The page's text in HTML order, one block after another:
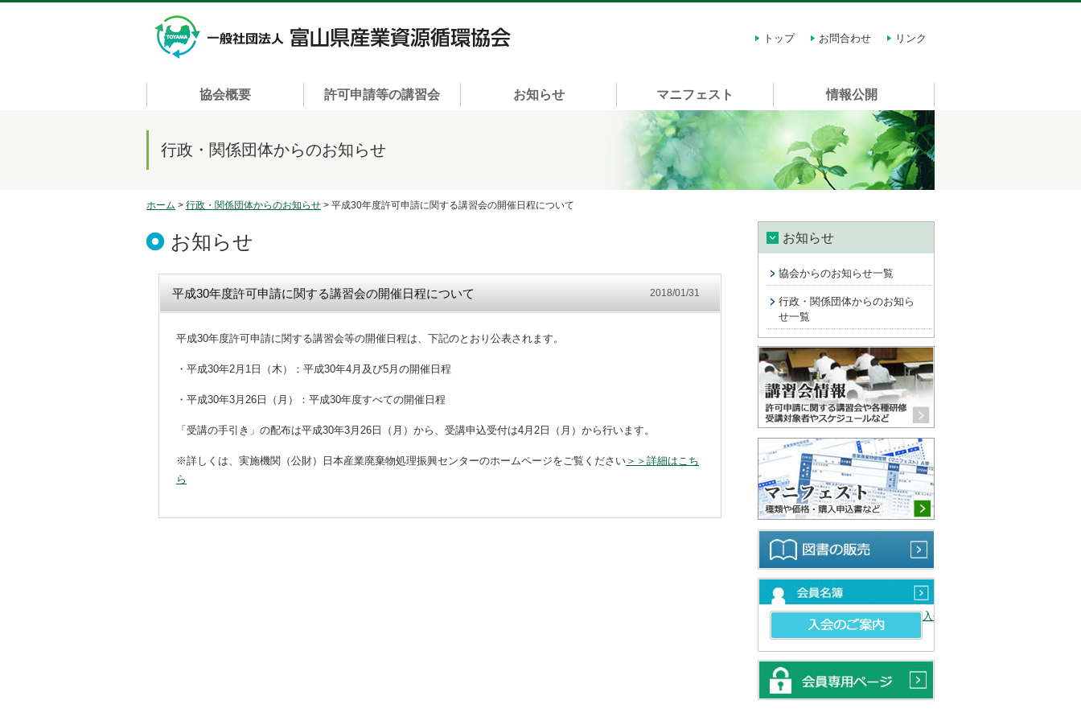
トップ
お問合わせ リンク
協会概要 許可申請等の講習会 お知らせ マニフェスト 情報公開
行政・関係団体からのお知らせ
ホーム > 行政・関係団体からのお知らせ > 平成30年度許可申請に関する講習会の開催日程について
お知らせ
平成30年度許可申請に関する講習会の開催日程について 2018/01/31
平成30年度許可申請に関する講習会等の開催日程は、下記のとおり公表されます。
・平成30年2月1日（木）：平成30年4月及び5月の開催日程
・平成30年3月26日（月）：平成30年度すべての開催日程
「受講の手引き」の配布は平成30年3月26日（月）から、受講申込受付は4月2日（月）から行います。
※詳しくは、実施機関（公財）日本産業廃棄物処理振興センターのホームページをご覧ください ＞＞詳細はこち
ら
お知らせ
協会からのお知らせ一覧
行政・関係団体からのお知ら
せ一覧
入会のご案内